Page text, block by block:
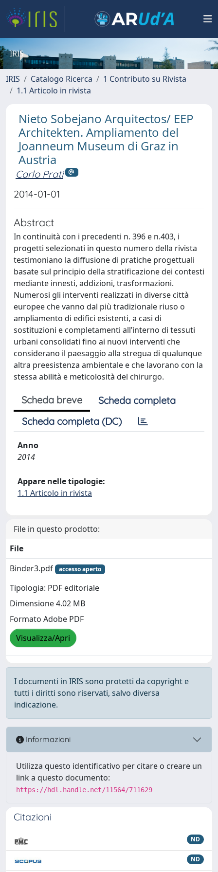
IRIS
IRIS Catalogo Ricerca
1 Contributo su Rivista
1.1 Articolo in rivista
Nieto Sobejano Arquitectos/ EEP
Architekten. Ampliamento del
Joanneum Museum di Graz in
Austria
Carlo Prati
2014-01-01
Abstract
In continuità con i precedenti n. 396 e n.403, i
progetti selezionati in questo numero della rivista
testimoniano la diffusione di pratiche progettuali
basate sul principio della stratificazione dei contesti
mediante innesti, addizioni, trasformazioni.
Numerosi gli interventi realizzati in diverse città
europee che vanno dal più tradizionale riuso o
ampliamento di edifici esistenti, a casi di
sostituzioni e completamenti all’interno di tessuti
urbani consolidati fino ai nuovi interventi che
considerano il paesaggio alla stregua di qualunque
altra preesistenza ambientale e che lavorano con la
stessa abilità e meticolosità del chirurgo.
Scheda breve
Scheda completa
Scheda completa (DC)
Anno
2014
Appare nelle tipologie:
1.1 Articolo in rivista
File in questo prodotto:
File
Binder3.pdf
accesso aperto
Tipologia: PDF editoriale
Dimensione 4.02 MB
Formato Adobe PDF
Visualizza/Apri
I documenti in IRIS sono protetti da copyright e
tutti i diritti sono riservati, salvo diversa
indicazione.
Informazioni
Utilizza questo identificativo per citare o creare un
link a questo documento:
https://hdl.handle.net/11564/711629
Citazioni
ND
ND